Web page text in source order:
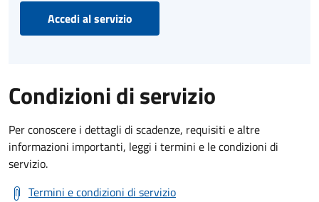
Accedi al servizio
Condizioni di servizio
Per conoscere i dettagli di scadenze, requisiti e altre
informazioni importanti, leggi i termini e le condizioni di
servizio.
Termini e condizioni di servizio